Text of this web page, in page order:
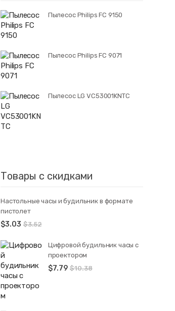
Пылесос Philips FC 9150
Пылесос Philips FC 9071
Пылесос LG VC53001KNTC
Товары с скидками
Настольные часы и будильник в формате
пистолет
$3.03 $3.52
Цифровой будильник часы с
проектором
$7.79 $10.38